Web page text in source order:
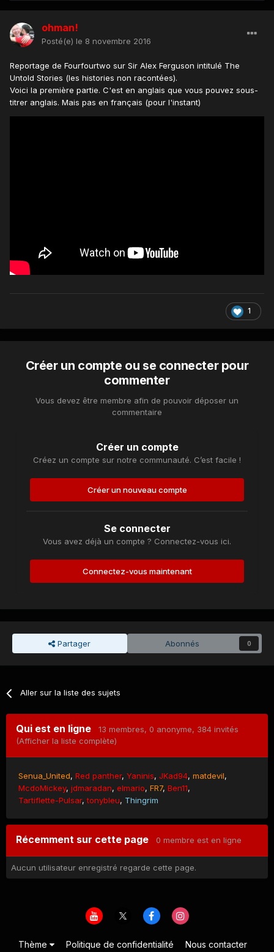
ohman!
Posté(e) le 8 novembre 2016
Reportage de Fourfourtwo sur Sir Alex Ferguson intitulé The
Untold Stories (les histories non racontées).
Voici la première partie. C'est en anglais que vous pouvez sous-
titrer anglais. Mais pas en français (pour l'instant)
1
Créer un compte ou se connecter pour
commenter
Vous devez être membre afin de pouvoir déposer un
commentaire
Créer un compte
Créez un compte sur notre communauté. C’est facile !
Créer un nouveau compte
Se connecter
Vous avez déjà un compte ? Connectez-vous ici.
Connectez-vous maintenant
Partager Abonnés 0
Aller sur la liste des sujets
Qui est en ligne 13 membres, 0 anonyme, 384 invités
(Afficher la liste complète)
Senua_United Red panther Yaninis JKad94 matdevil
McdoMickey jdmaradan elmario FR7 Ben11
Tartiflette-Pulsar tonybleu Thingrim
Récemment sur cette page 0 membre est en ligne
Aucun utilisateur enregistré regarde cette page.
Thème Politique de confidentialité Nous contacter